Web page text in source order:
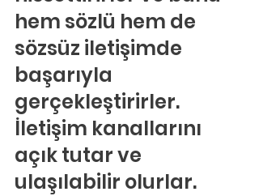
hem sözlü hem de
sözsüz iletişimde
başarıyla
gerçekleştirirler.
İletişim kanallarını
açık tutar ve
ulaşılabilir olurlar.